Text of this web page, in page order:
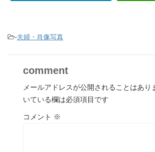
-夫婦・肖像写真
comment
メールアドレスが公開されることはあり
いている欄は必須項目です
コメント ※